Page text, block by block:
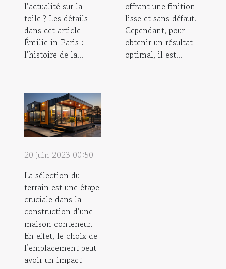
l’actualité sur la
toile ? Les détails
dans cet article
Émilie in Paris :
l’histoire de la...
offrant une finition
lisse et sans défaut.
Cependant, pour
obtenir un résultat
optimal, il est...
20 juin 2023 00:50
La sélection du
terrain est une étape
cruciale dans la
construction d’une
maison conteneur.
En effet, le choix de
l’emplacement peut
avoir un impact